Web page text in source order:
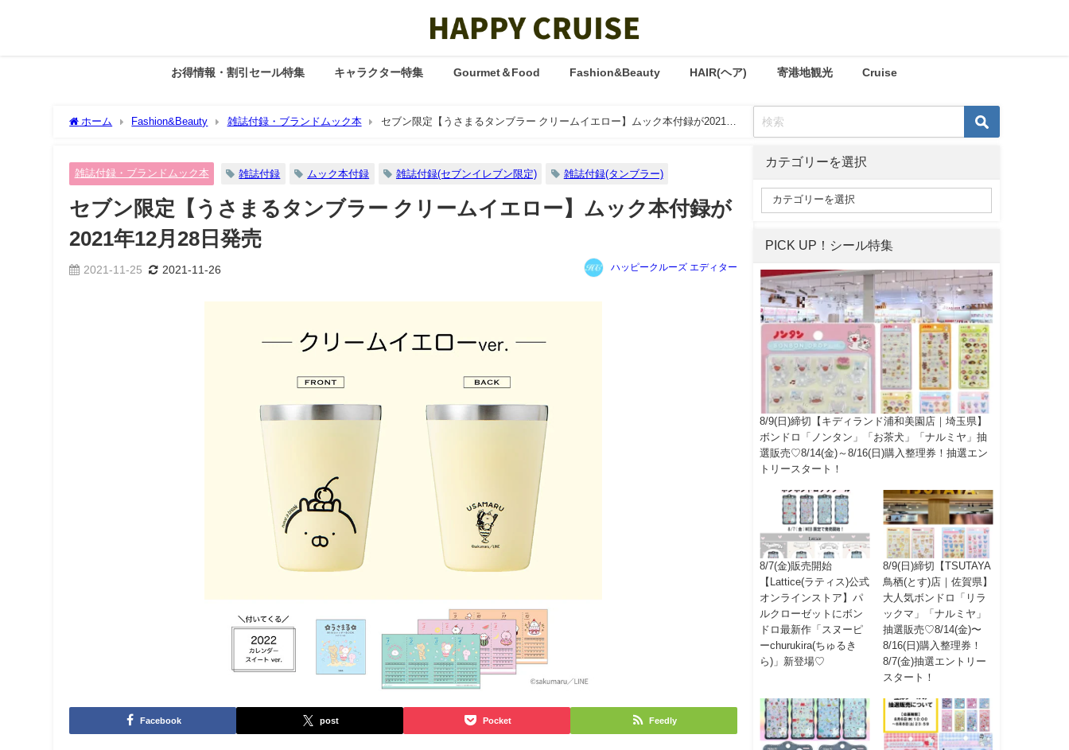
お得情報・割引セール特集 キャラクター特集 Gourmet＆Food Fashion&Beauty HAIR(ヘア) 寄港地観光 Cruise
ホーム Fashion&Beauty 雑誌付録・ブランドムック本
セブン限定【うさまるタンブラー クリームイエロー】ムック本付録が2021年
雑誌付録・ブランドムック本 雑誌付録 ムック本付録 雑誌付録(セブンイレブン限定) 雑誌付録(タンブラー)
セブン限定【うさまるタンブラー クリームイエロー】ムック本付録が
2021年12月28日発売
2021-11-25 2021-11-26 ハッピークルーズ エディター
Facebook post Pocket Feedly
カテゴリーを選択
PICK UP！シール特集
8/9(日)締切【キディランド浦和美園店｜埼玉県】
ボンドロ「ノンタン」「お茶犬」「ナルミヤ」抽
選販売♡8/14(金)～8/16(日)購入整理券！抽選エン
トリースタート！
8/7(金)販売開始
【Lattice(ラティス)公式
オンラインストア】パ
ルクローゼットにボン
ドロ最新作「スヌーピ
ーchurukira(ちゅるき
ら)」新登場♡
8/9(日)締切【TSUTAYA
鳥栖(とす)店｜佐賀県】
大人気ボンドロ「リラ
ックマ」「ナルミヤ」
抽選販売♡8/14(金)〜
8/16(日)購入整理券！
8/7(金)抽選エントリー
スタート！